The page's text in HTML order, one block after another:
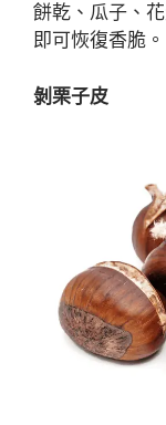
餅乾、瓜子、
即可恢復香脆。
剝栗子皮